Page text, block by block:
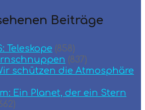
Beiträge
Teleskope (858)
(837)
schützen die Atmosphäre
Ein Planet, der ein Stern